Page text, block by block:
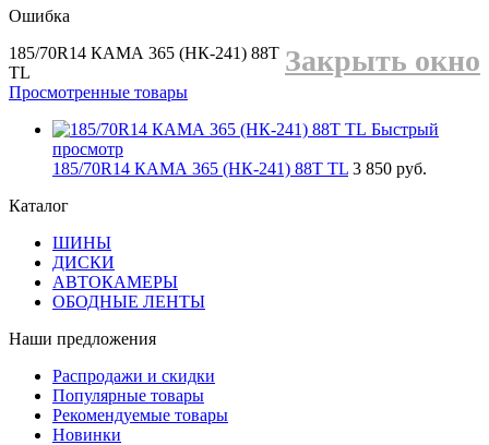
Ошибка
Закрыть окно
185/70R14 КАМА 365 (НК-241) 88T
TL
Просмотренные товары
Быстрый
просмотр
185/70R14 КАМА 365 (НК-241) 88T TL 3 850 руб.
Каталог
ШИНЫ
ДИСКИ
АВТОКАМЕРЫ
ОБОДНЫЕ ЛЕНТЫ
Наши предложения
Распродажи и скидки
Популярные товары
Рекомендуемые товары
Новинки